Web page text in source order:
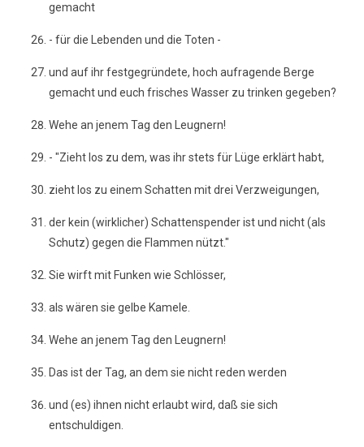
gemacht
- für die Lebenden und die Toten -
und auf ihr festgegründete, hoch aufragende Berge
gemacht und euch frisches Wasser zu trinken gegeben?
Wehe an jenem Tag den Leugnern!
- "Zieht los zu dem, was ihr stets für Lüge erklärt habt,
zieht los zu einem Schatten mit drei Verzweigungen,
der kein (wirklicher) Schattenspender ist und nicht (als
Schutz) gegen die Flammen nützt."
Sie wirft mit Funken wie Schlösser,
als wären sie gelbe Kamele.
Wehe an jenem Tag den Leugnern!
Das ist der Tag, an dem sie nicht reden werden
und (es) ihnen nicht erlaubt wird, daß sie sich
entschuldigen.